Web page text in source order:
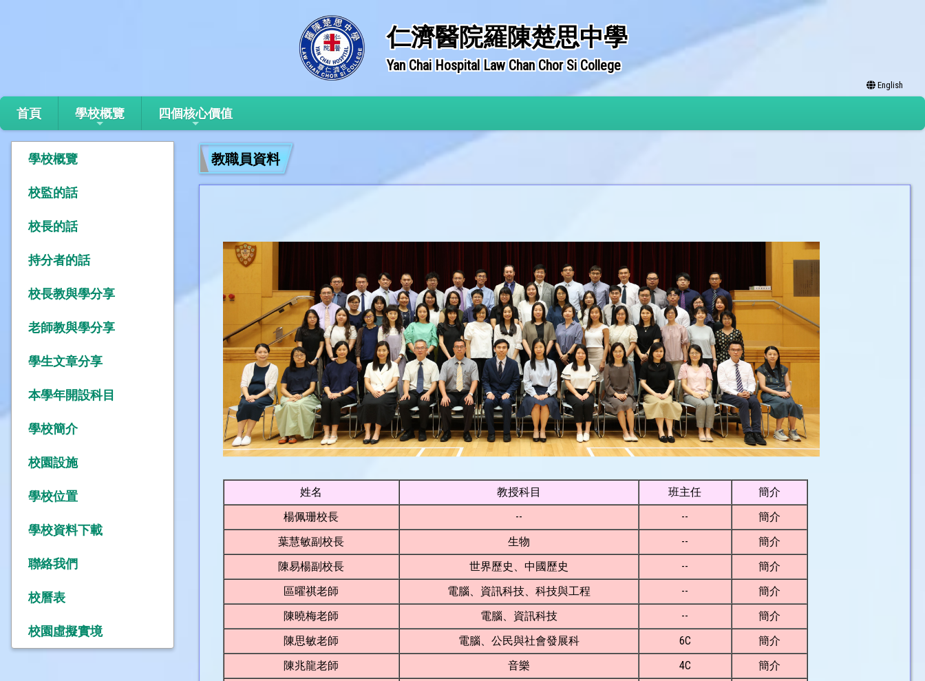
仁濟醫院羅陳楚思中學
Yan Chai Hospital Law Chan Chor Si College
English
首頁 學校概覽 四個核心價值
學校概覽
校監的話
校長的話
持分者的話
校長教與學分享
老師教與學分享
學生文章分享
本學年開設科目
學校簡介
校園設施
學校位置
學校資料下載
聯絡我們
校曆表
校園虛擬實境
教職員資料
姓名 教授科目 班主任
簡介
楊佩珊校長
-- --
簡介
葉慧敏副校長
生物 --
簡介
陳易楊副校長
世界歷史、中國歷史 --
簡介
區曜祺老師
電腦、資訊科技、科技與工程 --
簡介
陳曉梅老師
電腦、資訊科技 --
簡介
陳思敏老師
電腦、公民與社會發展科 6C
簡介
陳兆龍老師
音樂 4C
簡介